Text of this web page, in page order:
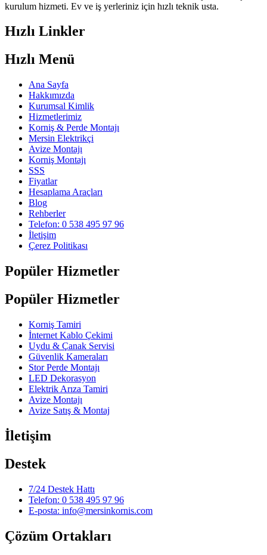
kurulum hizmeti. Ev ve iş yerleriniz için hızlı teknik usta.
Hızlı Linkler
Hızlı Menü
Ana Sayfa
Hakkımızda
Kurumsal Kimlik
Hizmetlerimiz
Korniş & Perde Montajı
Mersin Elektrikçi
Avize Montajı
Korniş Montajı
SSS
Fiyatlar
Hesaplama Araçları
Blog
Rehberler
Telefon: 0 538 495 97 96
İletişim
Çerez Politikası
Popüler Hizmetler
Popüler Hizmetler
Korniş Tamiri
İnternet Kablo Çekimi
Uydu & Çanak Servisi
Güvenlik Kameraları
Stor Perde Montajı
LED Dekorasyon
Elektrik Arıza Tamiri
Avize Montajı
Avize Satış & Montaj
İletişim
Destek
7/24 Destek Hattı
Telefon: 0 538 495 97 96
E-posta: info@mersinkornis.com
Çözüm Ortakları